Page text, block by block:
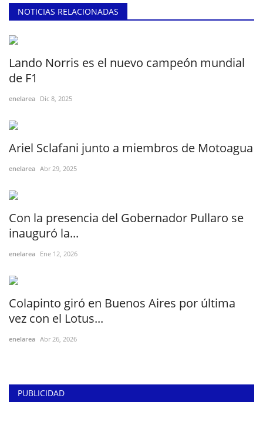
NOTICIAS RELACIONADAS
Lando Norris es el nuevo campeón mundial
de F1
enelarea Dic 8, 2025
Ariel Sclafani junto a miembros de Motoagua
enelarea Abr 29, 2025
Con la presencia del Gobernador Pullaro se
inauguró la...
enelarea Ene 12, 2026
Colapinto giró en Buenos Aires por última
vez con el Lotus...
enelarea Abr 26, 2026
PUBLICIDAD